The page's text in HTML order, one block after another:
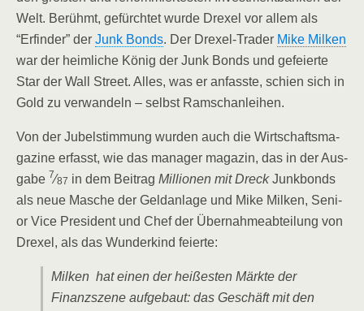
Welt. Berühmt, gefürch­tet wur­de Dre­xel vor allem als
“Erfin­der” der Junk Bonds. Der Dre­xel-Trader Mike Mil­ken
war der heim­li­che König der Junk Bonds und gefei­er­te
Star der Wall Street. Alles, was er anfass­te, schien sich in
Gold zu ver­wan­deln – selbst Ramschanleihen.
Von der Jubel­stim­mung wur­den auch die Wirt­schafts­ma­
ga­zi­ne erfasst, wie das mana­ger maga­zin, das in der Aus­
ga­be 7⁄87 in dem Bei­trag Mil­lio­nen mit DreckJunk­bonds
als neue Masche der Geld­an­la­ge und Mike Mil­ken, Seni­
or Vice Pre­si­dent und Chef der Über­nah­me­ab­tei­lung von
Dre­xel, als das Wun­der­kind feierte:
Mil­ken hat einen der hei­ßes­ten Märk­te der
Finanz­sze­ne auf­ge­baut: das Geschäft mit den